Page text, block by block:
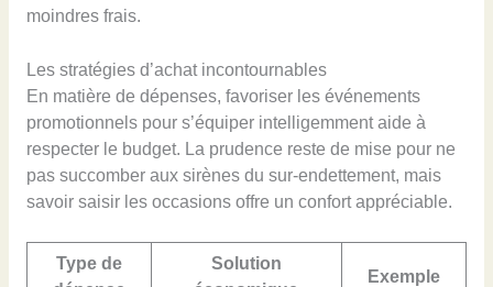
moindres frais.
Les stratégies d’achat incontournables
En matière de dépenses, favoriser les événements
promotionnels pour s’équiper intelligemment aide à
respecter le budget. La prudence reste de mise pour ne
pas succomber aux sirènes du sur-endettement, mais
savoir saisir les occasions offre un confort appréciable.
Type de
Solution
Exemple